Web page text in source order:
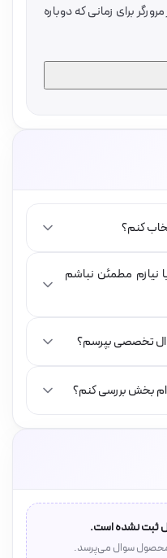
برای زمانی که دوباره
کنم؟
نیازم مطمئن نباشم
تخصصی بپرسم؟
بخش بررسی کنم؟
ثبت نشده است.
محصول سوال می‌پرسد.